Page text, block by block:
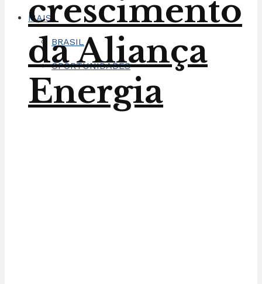
MAIS
BRASIL
OPORTUNIDADES
crescimento
da Aliança
Energia